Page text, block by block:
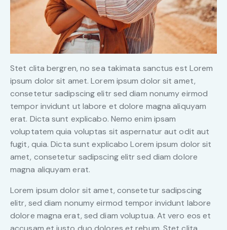
Stet clita bergren, no sea takimata sanctus est Lorem
ipsum dolor sit amet. Lorem ipsum dolor sit amet,
consetetur sadipscing elitr sed diam nonumy eirmod
tempor invidunt ut labore et dolore magna aliquyam
erat. Dicta sunt explicabo. Nemo enim ipsam
voluptatem quia voluptas sit aspernatur aut odit aut
fugit, quia. Dicta sunt explicabo Lorem ipsum dolor sit
amet, consetetur sadipscing elitr sed diam dolore
magna aliquyam erat.
Lorem ipsum dolor sit amet, consetetur sadipscing
elitr, sed diam nonumy eirmod tempor invidunt labore
dolore magna erat, sed diam voluptua. At vero eos et